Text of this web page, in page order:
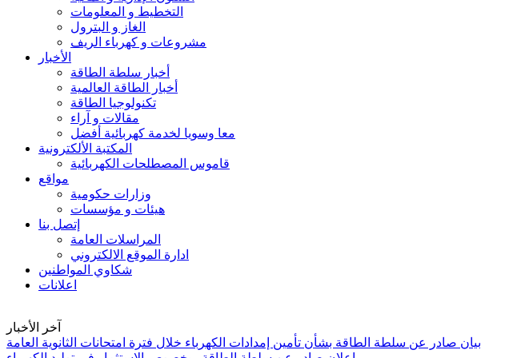
التخطيط و المعلومات
الغاز و البترول
مشروعات و كهرباء الريف
الأخبار
أخبار سلطة الطاقة
أخبار الطاقة العالمية
تكنولوجيا الطاقة
مقالات و آراء
معا وسويا لخدمة كهربائية أفضل
المكتبة الألكترونية
قاموس المصطلحات الكهربائية
مواقع
وزارات حكومية
هيئات و مؤسسات
إتصل بنا
المراسلات العامة
ادارة الموقع الالكتروني
شكاوي المواطنين
اعلانات
آخر الأخبار
بيان صادر عن سلطة الطاقة بشأن تأمين إمدادات الكهرباء خلال فترة امتحانات الثانوية العامة